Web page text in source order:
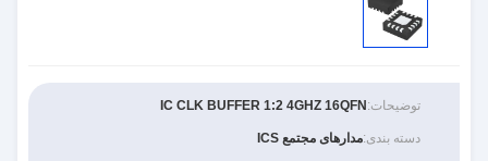
توضیحات: IC CLK BUFFER 1:2 4GHZ 16QFN
دسته بندی:مدارهای مجتمع ICS